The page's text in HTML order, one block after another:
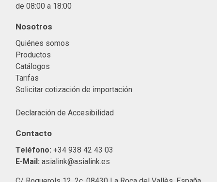
de 08:00 a 18:00
Nosotros
Quiénes somos
Productos
Catálogos
Tarifas
Solicitar cotización de importación
Declaración de Accesibilidad
Contacto
Teléfono: +34 938 42 43 03
E-Mail: asialink@asialink.es